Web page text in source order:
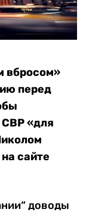
вбросом»
перед
«для
на сайте
доводы